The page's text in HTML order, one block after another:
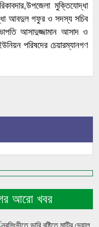
মুক্তিযোদ্ধা
আবদুল গফুর ও সদস্য সচিব
আসাদুজ্জামান আসাদ ও
পরিষদের চেয়ারম্যানগণ
আরো খবর